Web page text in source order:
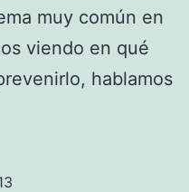
muy común en
viendo en qué
hablamos